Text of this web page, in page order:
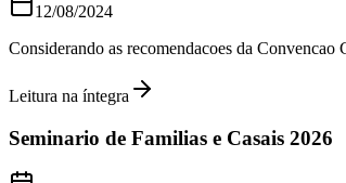
12/08/2024
Considerando as recomendacoes da
Leitura na íntegra
Seminario de Familias e Casais 2026